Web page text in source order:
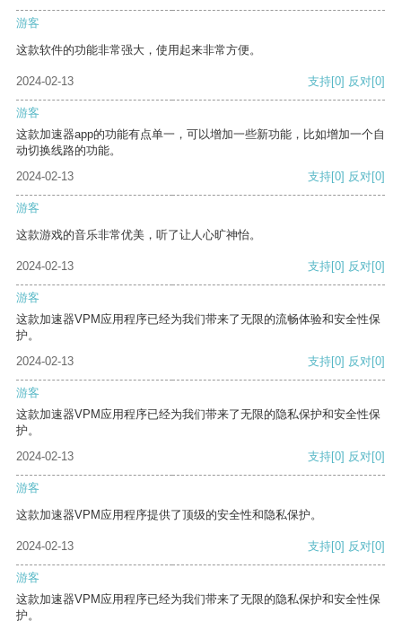
游客
这款软件的功能非常强大，使用起来非常方便。
2024-02-13 支持[0] 反对[0]
游客
这款加速器app的功能有点单一，可以增加一些新功能，比如增加一个自
动切换线路的功能。
2024-02-13
支持[0] 反对[0]
游客
这款游戏的音乐非常优美，听了让人心旷神怡。
2024-02-13 支持[0] 反对[0]
游客
这款加速器VPM应用程序已经为我们带来了无限的流畅体验和安全性保
护。
2024-02-13
支持[0] 反对[0]
游客
这款加速器VPM应用程序已经为我们带来了无限的隐私保护和安全性保
护。
2024-02-13
支持[0] 反对[0]
游客
这款加速器VPM应用程序提供了顶级的安全性和隐私保护。
2024-02-13 支持[0] 反对[0]
游客
这款加速器VPM应用程序已经为我们带来了无限的隐私保护和安全性保
护。